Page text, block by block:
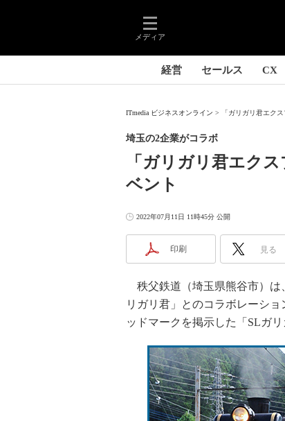
メディア
経営 セールス CX
ITmedia ビジネスオンライン 「ガリガリ君エク
「ガリガリ君エク
ベント
埼玉の2企業がコラボ
2022年07月11日 11時45分 公開
印刷 見る
秩父鉄道（埼玉県熊谷市）は
リガリ君」とのコラボレーシ
ッドマークを掲示した「SLガ